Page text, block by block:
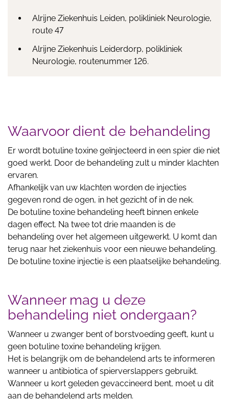
Alrijne Ziekenhuis Leiden, polikliniek Neurologie,
route 47
Alrijne Ziekenhuis Leiderdorp, polikliniek
Neurologie, routenummer 126.
Waarvoor dient de behandeling
Er wordt botuline toxine geïnjecteerd in een spier die niet
goed werkt. Door de behandeling zult u minder klachten
ervaren.
Afhankelijk van uw klachten worden de injecties
gegeven rond de ogen, in het gezicht of in de nek.
De botuline toxine behandeling heeft binnen enkele
dagen effect. Na twee tot drie maanden is de
behandeling over het algemeen uitgewerkt. U komt dan
terug naar het ziekenhuis voor een nieuwe behandeling.
De botuline toxine injectie is een plaatselijke behandeling.
Wanneer mag u deze
behandeling niet ondergaan?
Wanneer u zwanger bent of borstvoeding geeft, kunt u
geen botuline toxine behandeling krijgen.
Het is belangrijk om de behandelend arts te informeren
wanneer u antibiotica of spierverslappers gebruikt.
Wanneer u kort geleden gevaccineerd bent, moet u dit
aan de behandelend arts melden.